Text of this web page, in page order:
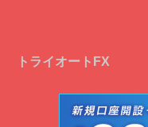
トライオートFX